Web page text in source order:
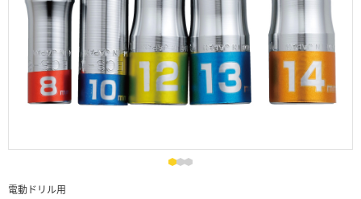
電動ドリル用